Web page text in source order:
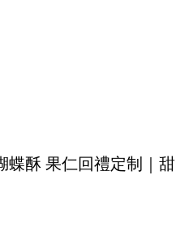
蝶酥 果仁回禮定制｜甜